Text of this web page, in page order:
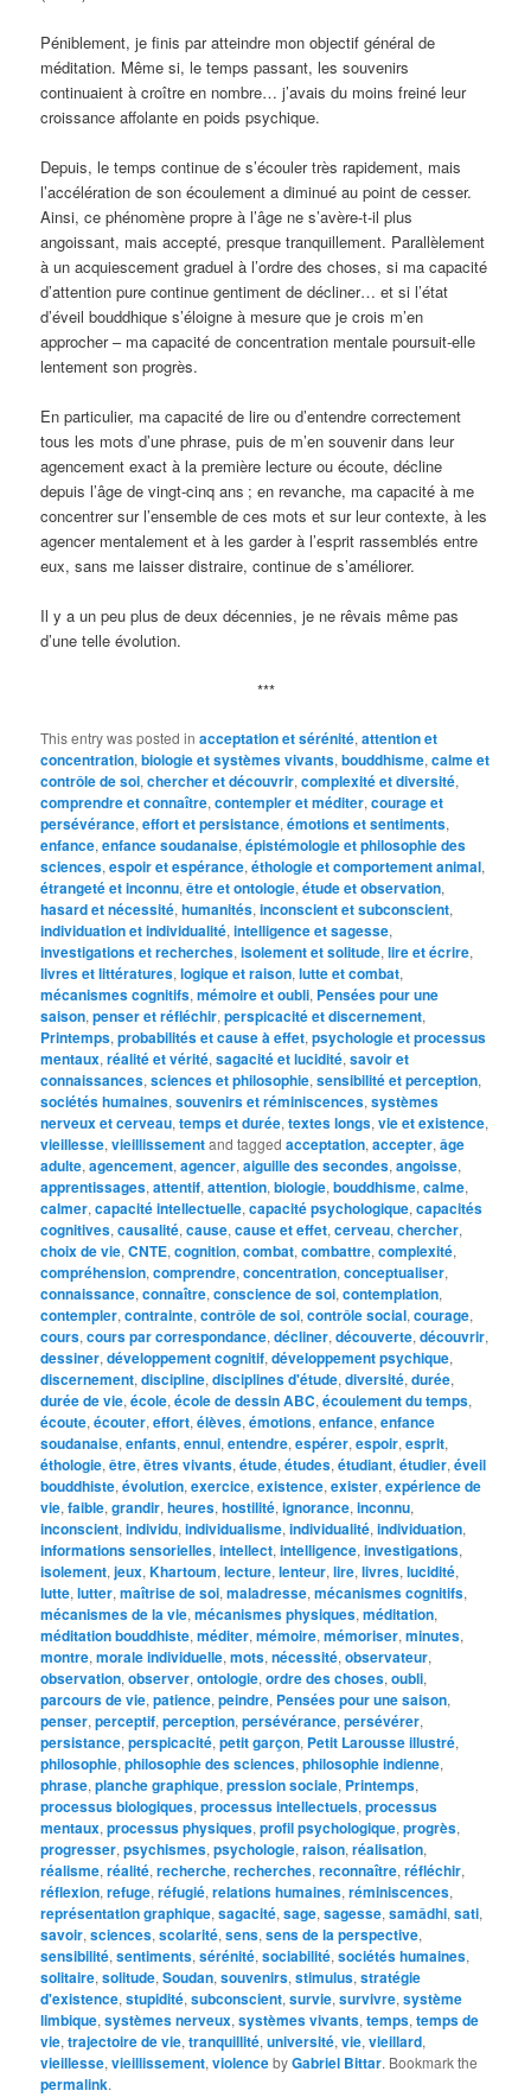
Péniblement, je finis par atteindre mon objectif général de
méditation. Même si, le temps passant, les souvenirs
continuaient à croître en nombre… j’avais du moins freiné leur
croissance affolante en poids psychique.
Depuis, le temps continue de s’écouler très rapidement, mais
l’accélération de son écoulement a diminué au point de cesser.
Ainsi, ce phénomène propre à l’âge ne s’avère-t-il plus
angoissant, mais accepté, presque tranquillement. Parallèlement
à un acquiescement graduel à l’ordre des choses, si ma capacité
d’attention pure continue gentiment de décliner… et si l’état
d’éveil bouddhique s’éloigne à mesure que je crois m’en
approcher – ma capacité de concentration mentale poursuit-elle
lentement son progrès.
En particulier, ma capacité de lire ou d’entendre correctement
tous les mots d’une phrase, puis de m’en souvenir dans leur
agencement exact à la première lecture ou écoute, décline
depuis l’âge de vingt-cinq ans ; en revanche, ma capacité à me
concentrer sur l’ensemble de ces mots et sur leur contexte, à les
agencer mentalement et à les garder à l’esprit rassemblés entre
eux, sans me laisser distraire, continue de s’améliorer.
Il y a un peu plus de deux décennies, je ne rêvais même pas
d’une telle évolution.
***
This entry was posted inacceptation et sérénité,attention et
concentration,biologie et systèmes vivants,bouddhisme,calme et
contrôle de soi,chercher et découvrir,complexité et diversité,
comprendre et connaître,contempler et méditer,courage et
persévérance,effort et persistance,émotions et sentiments,
enfance,enfance soudanaise,épistémologie et philosophie des
sciences,espoir et espérance,éthologie et comportement animal,
étrangeté et inconnu,être et ontologie,étude et observation,
hasard et nécessité,humanités,inconscient et subconscient,
individuation et individualité,intelligence et sagesse,
investigations et recherches,isolement et solitude,lire et écrire,
livres et littératures,logique et raison,lutte et combat,
mécanismes cognitifs,mémoire et oubli, Pensées pour une
saison,penser et réfléchir,perspicacité et discernement,
Printemps,probabilités et cause à effet,psychologie et processus
mentaux,réalité et vérité,sagacité et lucidité,savoir et
connaissances,sciences et philosophie,sensibilité et perception,
sociétés humaines,souvenirs et réminiscences,systèmes
nerveux et cerveau,temps et durée,textes longs,vie et existence,
vieillesse,vieillissementand taggedacceptation,accepter,âge
adulte,agencement,agencer,aiguille des secondes,angoisse,
apprentissages,attentif,attention,biologie,bouddhisme,calme,
calmer,capacité intellectuelle,capacité psychologique,capacités
cognitives,causalité,cause,cause et effet,cerveau,chercher,
choix de vie,CNTE,cognition,combat,combattre,complexité,
compréhension,comprendre,concentration,conceptualiser,
connaissance,connaître,conscience de soi,contemplation,
contempler,contrainte,contrôle de soi,contrôle social,courage,
cours,cours par correspondance,décliner,découverte,découvrir,
dessiner,développement cognitif,développement psychique,
discernement,discipline,disciplines d'étude,diversité,durée,
durée de vie,école,école de dessin ABC,écoulement du temps,
écoute,écouter,effort,élèves,émotions,enfance,enfance
soudanaise,enfants,ennui,entendre,espérer,espoir,esprit,
éthologie,être,êtres vivants,étude,études,étudiant,étudier,éveil
bouddhiste,évolution,exercice,existence,exister,expérience de
vie,faible,grandir,heures,hostilité,ignorance,inconnu,
inconscient,individu,individualisme,individualité,individuation,
informations sensorielles,intellect,intelligence,investigations,
isolement,jeux,Khartoum,lecture,lenteur,lire,livres,lucidité,
lutte,lutter,maîtrise de soi,maladresse,mécanismes cognitifs,
mécanismes de la vie,mécanismes physiques,méditation,
méditation bouddhiste,méditer,mémoire,mémoriser,minutes,
montre,morale individuelle,mots,nécessité,observateur,
observation,observer,ontologie,ordre des choses,oubli,
parcours de vie,patience,peindre, Pensées pour une saison,
penser,perceptif,perception,persévérance,persévérer,
persistance,perspicacité,petit garçon, Petit Larousse illustré,
philosophie,philosophie des sciences,philosophie indienne,
phrase,planche graphique,pression sociale, Printemps,
processus biologiques,processus intellectuels,processus
mentaux,processus physiques,profil psychologique,progrès,
progresser,psychismes,psychologie,raison,réalisation,
réalisme,réalité,recherche,recherches,reconnaître,réfléchir,
réflexion,refuge,réfugié,relations humaines,réminiscences,
représentation graphique,sagacité,sage,sagesse,samâdhi,sati,
savoir,sciences,scolarité,sens,sens de la perspective,
sensibilité,sentiments,sérénité,sociabilité,sociétés humaines,
solitaire,solitude,Soudan,souvenirs,stimulus,stratégie
d'existence,stupidité,subconscient,survie,survivre,système
limbique,systèmes nerveux,systèmes vivants,temps,temps de
vie,trajectoire de vie,tranquillité,université,vie,vieillard,
vieillesse,vieillissement,violencebyGabriel Bittar. Bookmark the
permalink.